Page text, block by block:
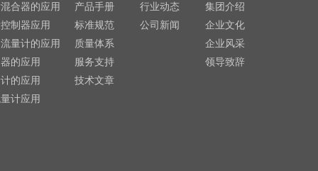
合器的应用
制器应用
量计的应用
的应用
的应用
计应用
产品手册
标准规范
质量体系
服务支持
技术文章
行业动态
公司新闻
集团介绍
企业文化
企业风采
领导致辞